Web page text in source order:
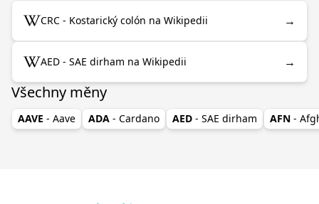
CRC - Kostarický colón na Wikipedii →
AED - SAE dirham na Wikipedii →
Všechny měny
AAVE - Aave ADA - Cardano AED - SAE dirham AFN -